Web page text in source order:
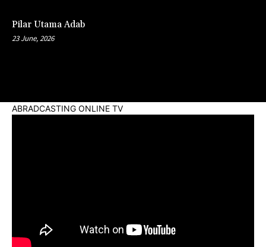
Pilar Utama Adab
23 June, 2026
ABRADCASTING ONLINE TV